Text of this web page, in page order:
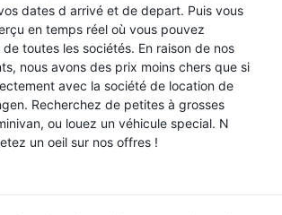
dates d arrivé et de depart. Puis vous
en temps réel où vous pouvez
toutes les sociétés. En raison de nos
nous avons des prix moins chers que si
avec la société de location de
Recherchez de petites à grosses
ou louez un véhicule special. N
un oeil sur nos offres !